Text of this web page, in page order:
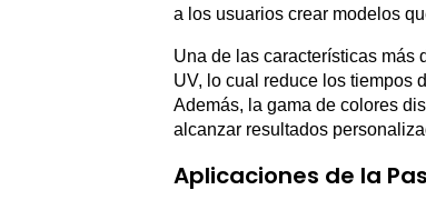
a los usuarios crear modelos
Una de las características más
UV, lo cual reduce los tiempos
Además, la gama de colores
alcanzar resultados
Aplicaciones de la